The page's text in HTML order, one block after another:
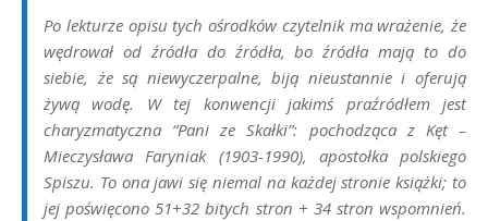
Po lekturze opisu tych ośrodków czytelnik ma wrażenie, że
wędrował od źródła do źródła, bo źródła mają to do
siebie, że są niewyczerpalne, biją nieustannie i oferują
żywą wodę. W tej konwencji jakimś praźródłem jest
charyzmatyczna “Pani ze Skałki”: pochodząca z Kęt –
Mieczysława Faryniak (1903-1990), apostołka polskiego
Spiszu. To ona jawi się niemal na każdej stronie książki; to
jej poświęcono 51+32 bitych stron + 34 stron wspomnień.